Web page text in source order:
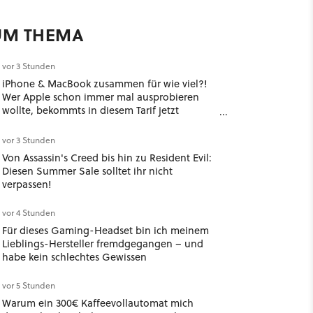
THEMA
vor 3 Stunden
iPhone & MacBook zusammen für wie viel?!
Wer Apple schon immer mal ausprobieren
wollte, bekommts in diesem Tarif jetzt
vor 3 Stunden
Von Assassin's Creed bis hin zu Resident Evil:
Diesen Summer Sale solltet ihr nicht
verpassen!
vor 4 Stunden
Für dieses Gaming-Headset bin ich meinem
Lieblings-Hersteller fremdgegangen – und
habe kein schlechtes Gewissen
vor 5 Stunden
Warum ein 300€ Kaffeevollautomat mich